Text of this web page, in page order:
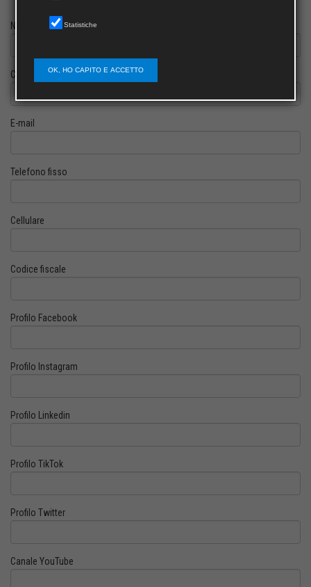
Nome
Cognome
E-mail
Telefono fisso
Cellulare
Codice fiscale
Profilo Facebook
Profilo Instagram
Profilo Linkedin
Profilo TikTok
Profilo Twitter
Canale YouTube
Statistiche
OK, HO CAPITO E ACCETTO